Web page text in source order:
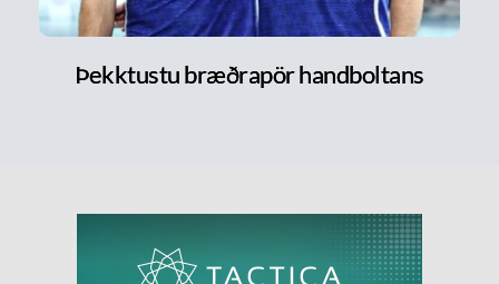
Þekktustu bræðrapör handboltans